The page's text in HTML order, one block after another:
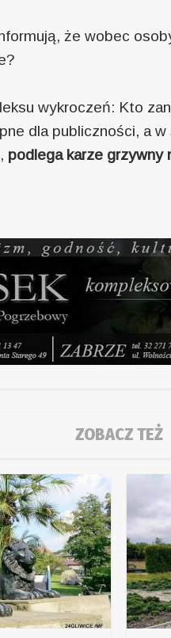
że wobec
wykroczeń: Kto
dla publiczności, a
podlega karze grzywny
ZOBACZ TEŻ